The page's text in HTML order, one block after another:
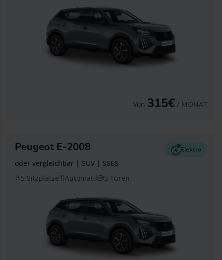
Von 315€ / MONAT
Peugeot E-2008 Elektro
oder vergleichbar | SUV | SSES
5 Sitzplätze
Automatik 5 Türen